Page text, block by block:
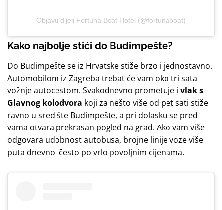
Objavu dijeli Fortuna Boat Hotel (@fortunaboat)
Kako najbolje stići do Budimpešte?
Do Budimpešte se iz Hrvatske stiže brzo i jednostavno.
Automobilom iz Zagreba trebat će vam oko tri sata
vožnje autocestom. Svakodnevno prometuje i vlak s
Glavnog kolodvora koji za nešto više od pet sati stiže
ravno u središte Budimpešte, a pri dolasku se pred
vama otvara prekrasan pogled na grad. Ako vam više
odgovara udobnost autobusa, brojne linije voze više
puta dnevno, često po vrlo povoljnim cijenama.